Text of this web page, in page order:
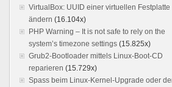
VirtualBox: UUID einer virtuellen Festplatte
ändern (16.104x)
PHP Warning – It is not safe to rely on the
system’s timezone settings (15.825x)
Grub2-Bootloader mittels Linux-Boot-CD
reparieren (15.729x)
Spass beim Linux-Kernel-Upgrade oder